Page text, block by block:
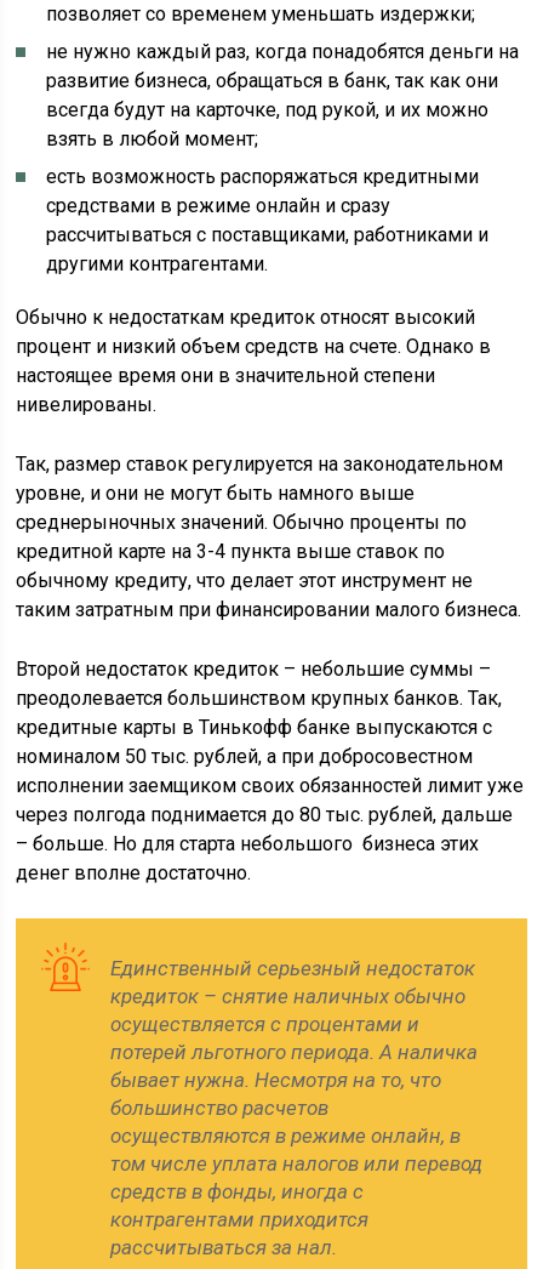
позволяет со временем уменьшать издержки;
не нужно каждый раз, когда понадобятся деньги на
развитие бизнеса, обращаться в банк, так как они
всегда будут на карточке, под рукой, и их можно
взять в любой момент;
есть возможность распоряжаться кредитными
средствами в режиме онлайн и сразу
рассчитываться с поставщиками, работниками и
другими контрагентами.
Обычно к недостаткам кредиток относят высокий
процент и низкий объем средств на счете. Однако в
настоящее время они в значительной степени
нивелированы.
Так, размер ставок регулируется на законодательном
уровне, и они не могут быть намного выше
среднерыночных значений. Обычно проценты по
кредитной карте на 3-4 пункта выше ставок по
обычному кредиту, что делает этот инструмент не
таким затратным при финансировании малого бизнеса.
Второй недостаток кредиток – небольшие суммы –
преодолевается большинством крупных банков. Так,
кредитные карты в Тинькофф банке выпускаются с
номиналом 50 тыс. рублей, а при добросовестном
исполнении заемщиком своих обязанностей лимит уже
через полгода поднимается до 80 тыс. рублей, дальше
– больше. Но для старта небольшого бизнеса этих
денег вполне достаточно.
Единственный серьезный недостаток
кредиток – снятие наличных обычно
осуществляется с процентами и
потерей льготного периода. А наличка
бывает нужна. Несмотря на то, что
большинство расчетов
осуществляются в режиме онлайн, в
том числе уплата налогов или перевод
средств в фонды, иногда с
контрагентами приходится
рассчитываться за нал.